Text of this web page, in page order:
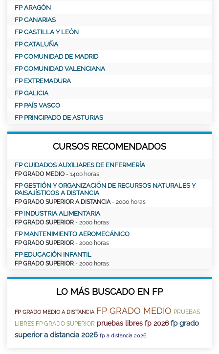
FP ARAGÓN
FP CANARIAS
FP CASTILLA Y LEÓN
FP CATALUÑA
FP COMUNIDAD DE MADRID
FP COMUNIDAD VALENCIANA
FP EXTREMADURA
FP GALICIA
FP PAÍS VASCO
FP PRINCIPADO DE ASTURIAS
CURSOS RECOMENDADOS
FP CUIDADOS AUXILIARES DE ENFERMERÍA
FP GRADO MEDIO - 1400 horas
FP GESTIÓN Y ORGANIZACIÓN DE RECURSOS NATURALES Y
PAISAJÍSTICOS A DISTANCIA
FP GRADO SUPERIOR A DISTANCIA- 2000 horas
FP INDUSTRIA ALIMENTARIA
FP GRADO SUPERIOR - 2000 horas
FP MANTENIMIENTO AEROMECÁNICO
FP GRADO SUPERIOR - 2000 horas
FP EDUCACIÓN INFANTIL
FP GRADO SUPERIOR - 2000 horas
LO MÁS BUSCADO EN FP
FP GRADO MEDIO A DISTANCIA FP GRADO MEDIO PRUEBAS
LIBRES FP GRADO SUPERIOR pruebas libres fp 2026 fp grado
superior a distancia 2026 fp a distancia 2026